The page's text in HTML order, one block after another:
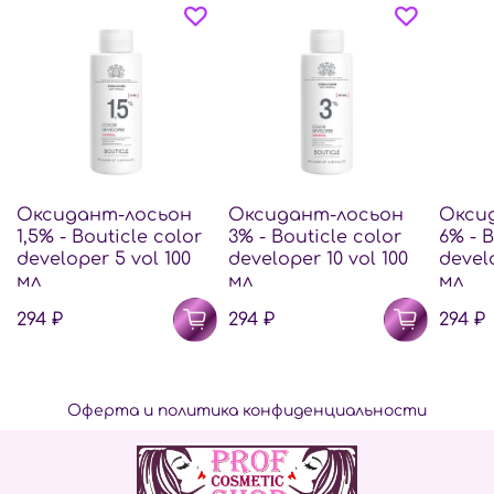
Оксидант-лосьон
1,5% - Bouticle color
developer 5 vol 100
мл
294 ₽
Оксидант-лосьон
3% - Bouticle color
developer 10 vol 100
мл
294 ₽
6% -
мл
294 ₽
Оферта и политика конфиденциальности